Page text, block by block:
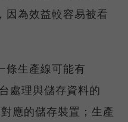
因為效益較容易被看
條生產線可能有
理與儲存資料的
應的儲存裝置；生產